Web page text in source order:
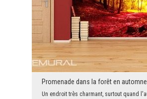
Promenade dans la forêt en automne